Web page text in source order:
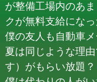
が整備工場内のあ
クが無料支給にな
僕の友人も自動車
夏は同じような理
す）がもらい放題